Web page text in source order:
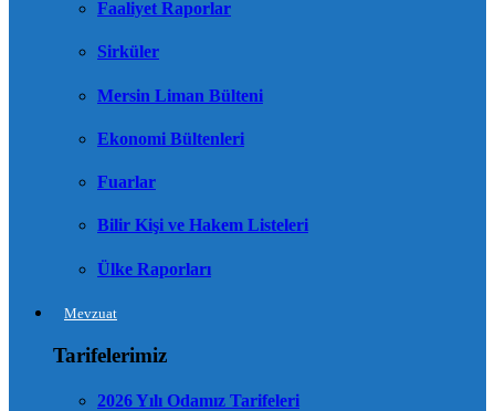
Faaliyet Raporlar
Sirküler
Mersin Liman Bülteni
Ekonomi Bültenleri
Fuarlar
Bilir Kişi ve Hakem Listeleri
Ülke Raporları
Mevzuat
Tarifelerimiz
2026 Yılı Odamız Tarifeleri